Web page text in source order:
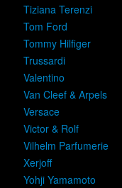
Tiziana Terenzi
Tom Ford
Tommy Hilfiger
Trussardi
Valentino
Van Cleef & Arpels
Versace
Victor & Rolf
Vilhelm Parfumerie
Xerjoff
Yohji Yamamoto